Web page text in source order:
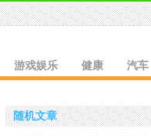
游戏娱乐 健康 汽车
随机文章